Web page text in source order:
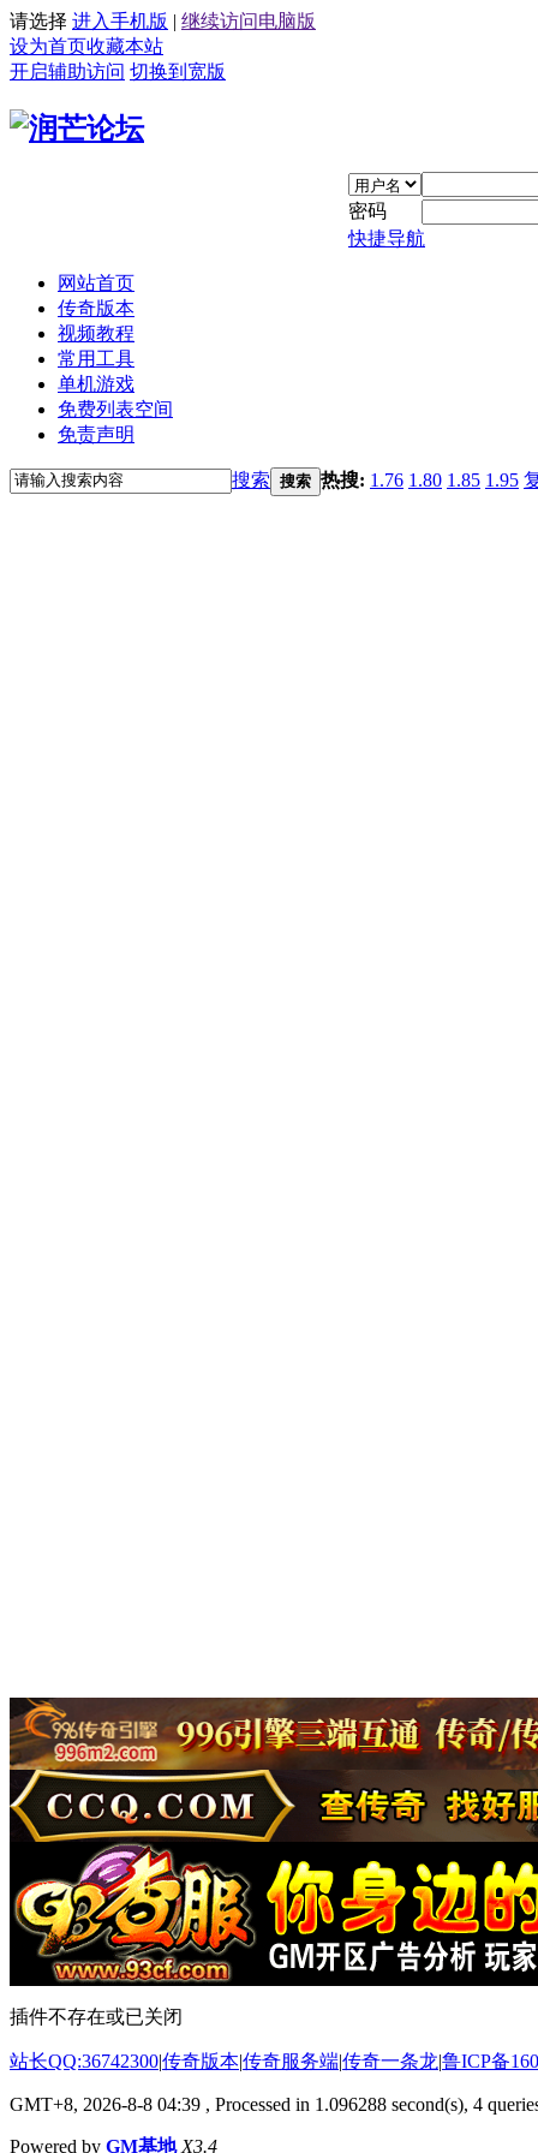
请选择 进入手机版 | 继续访问电脑版
设为首页收藏本站
开启辅助访问 切换到宽版
密码
快捷导航
网站首页
传奇版本
视频教程
常用工具
单机游戏
免费列表空间
免责声明
搜索 搜索 热搜: 1.76 1.80 1.85 1.95
插件不存在或已关闭
站长QQ:36742300|传奇版本|传奇服务端|传奇一条龙|鲁ICP备
GMT+8, 2026-8-8 04:39 , Processed in 1.096288 second(s), 4
Powered by GM基地 X3.4